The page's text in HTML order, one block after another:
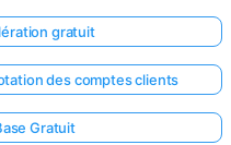
gratuit
des comptes clients
Gratuit